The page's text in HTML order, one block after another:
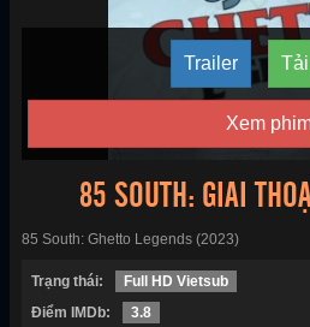
Trailer
Xem
85 SOUTH: GIAI
85 South: Ghetto Legends (2023)
Trạng thái:
Full HD Vietsub
Điểm IMDb:
3.8